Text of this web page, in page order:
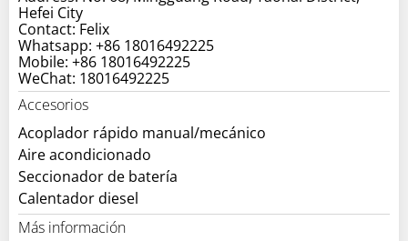
Hefei City
Contact: Felix
Whatsapp: +86 18016492225
Mobile: +86 18016492225
WeChat: 18016492225
Accesorios
Acoplador rápido manual/mecánico
Aire acondicionado
Seccionador de batería
Calentador diesel
Más información